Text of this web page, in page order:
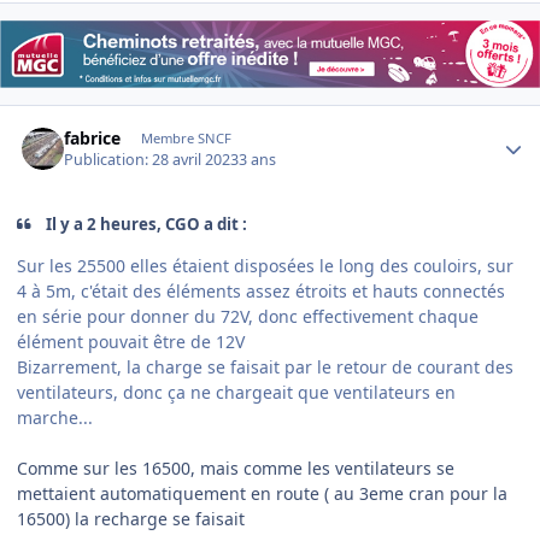
fabrice Membre SNCF
Publication:28 avril 20233 ans
Il y a 2 heures, CGO a dit :
Sur les 25500 elles étaient disposées le long des couloirs, sur
4 à 5m, c'était des éléments assez étroits et hauts connectés
en série pour donner du 72V, donc effectivement chaque
élément pouvait être de 12V
Bizarrement, la charge se faisait par le retour de courant des
ventilateurs, donc ça ne chargeait que ventilateurs en
marche...
Comme sur les 16500, mais comme les ventilateurs se
mettaient automatiquement en route ( au 3eme cran pour la
16500) la recharge se faisait